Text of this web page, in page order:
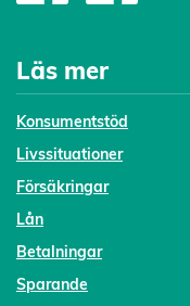
Läs mer
Konsumentstöd
Livssituationer
Försäkringar
Lån
Betalningar
Sparande